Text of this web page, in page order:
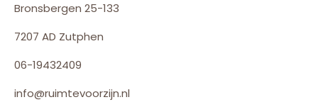
Bronsbergen 25-133
7207 AD Zutphen
06-19432409
info@ruimtevoorzijn.nl